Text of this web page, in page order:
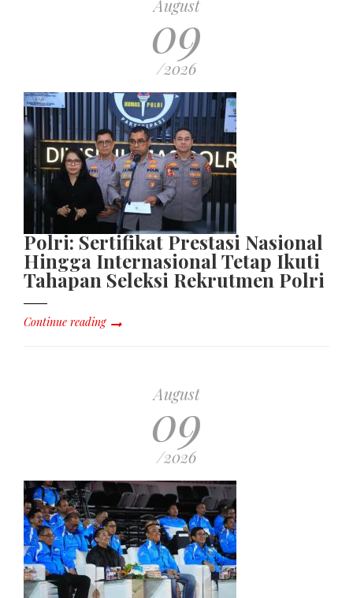
August
09
/2026
Polri: Sertifikat Prestasi Nasional
Hingga Internasional Tetap Ikuti
Tahapan Seleksi Rekrutmen Polri
Continue reading
August
09
/2026